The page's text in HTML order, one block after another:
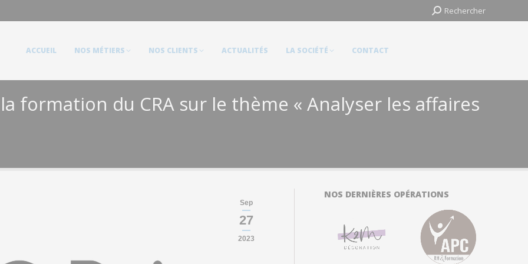
Search:Rechercher
ACCUEIL NOS MÉTIERS NOS CLIENTS ACTUALITÉS LA SOCIÉTÉ CONTACT
formation du CRA sur le thème « Analyser les affaires
Sep
27
2023
NOS DERNIÈRES OPÉRATIONS
Search:Rechercher